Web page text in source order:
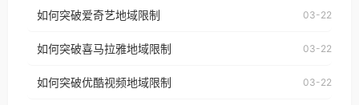
使用番茄回国加速器，即可解决「海外用户收听腾讯
台湾、美国、加拿大、澳大利亚、欧洲等国家和地区
权限制所困扰。
播放”的提示语。 海外用户如香港、澳门、台湾、美
国、加拿大、澳大利亚、欧洲等国家和地区时，网易
制问题，且仅能在中国大陆地区播放。 遇到这个问题
如何突破爱奇艺地域限制 03-22
如何突破喜马拉雅地域限制 03-22
如何突破优酷视频地域限制 03-22